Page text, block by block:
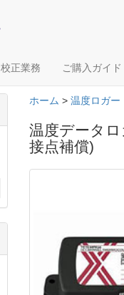
校正業務 ご購入ガイド
ホーム > 温度ロガー
温度データ
接点補償)